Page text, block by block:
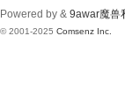
Powered by & 9awar魔兽
© 2001-2025 Comsenz Inc.